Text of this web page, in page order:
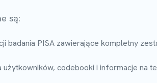
są:
badania PISA zawierające kompletny
codebooki i informacje na